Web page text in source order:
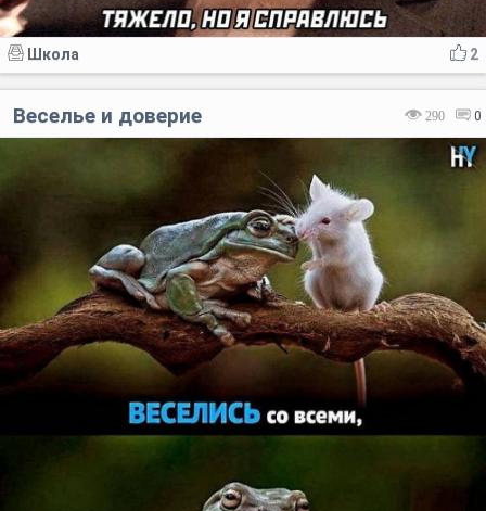
2
Школа
290 0
Веселье и доверие